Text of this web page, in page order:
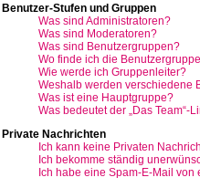
Benutzer-Stufen und Gruppen
Was sind Administratoren?
Was sind Moderatoren?
Was sind Benutzergruppen?
Wo finde ich die
Wie werde ich Gruppenleiter?
Weshalb werden verschiedene
Was ist eine Hauptgruppe?
Was bedeutet der „Das Team“-
Private Nachrichten
Ich kann keine Privaten
Ich bekomme ständig
Ich habe eine Spam-E-Mail